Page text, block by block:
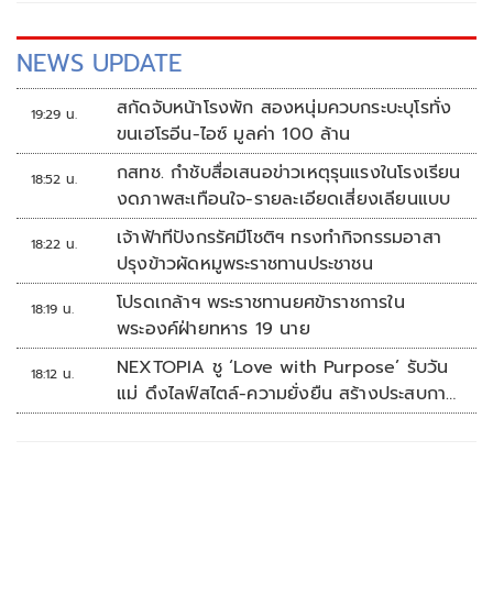
NEWS UPDATE
19:29 น.
สกัดจับหน้าโรงพัก สองหนุ่มควบกระบะบุโรทั่ง
ขนเฮโรอีน-ไอซ์ มูลค่า 100 ล้าน
18:52 น.
กสทช. กำชับสื่อเสนอข่าวเหตุรุนแรงในโรงเรียน
งดภาพสะเทือนใจ-รายละเอียดเสี่ยงเลียนแบบ
18:22 น.
เจ้าฟ้าทีปังกรรัศมีโชติฯ ทรงทำกิจกรรมอาสา
ปรุงข้าวผัดหมูพระราชทานประชาชน
18:19 น.
โปรดเกล้าฯ พระราชทานยศข้าราชการใน
พระองค์ฝ่ายทหาร 19 นาย
18:12 น.
NEXTOPIA ชู ‘Love with Purpose’ รับวัน
แม่ ดึงไลฟ์สไตล์-ความยั่งยืน สร้างประสบกา
รณ์ช้อปปิงมีความหมาย